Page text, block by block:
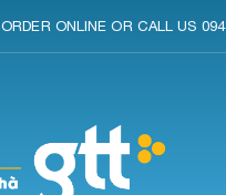
ORDER ONLINE OR CALL US